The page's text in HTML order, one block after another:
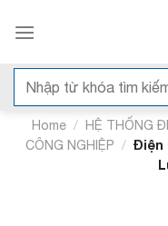
qua
dungSearch
Home / HỆ THỐNG
CÔNG NGHIỆP / Điện